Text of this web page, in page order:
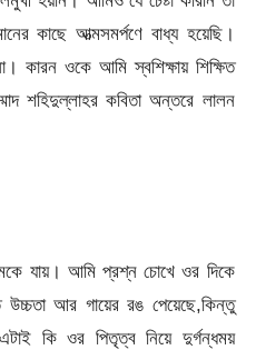
কাছে আত্মসমর্পণে বাধ্য হয়েছি।
কারন ওকে আমি স্বশিক্ষায় শিক্ষিত
শহিদুল্লাহর কবিতা অন্তরে লালন
যায়। আমি প্রশ্ন চোখে ওর দিকে
আর গায়ের রঙ পেয়েছে,কিন্তু
কি ওর পিতৃত্ব নিয়ে দুর্গন্ধময়